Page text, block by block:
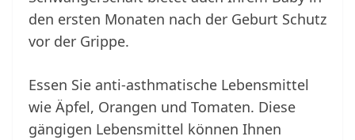
den ersten Monaten nach der Geburt Schutz
vor der Grippe.
Essen Sie anti-asthmatische Lebensmittel
wie Äpfel, Orangen und Tomaten. Diese
gängigen Lebensmittel können Ihnen